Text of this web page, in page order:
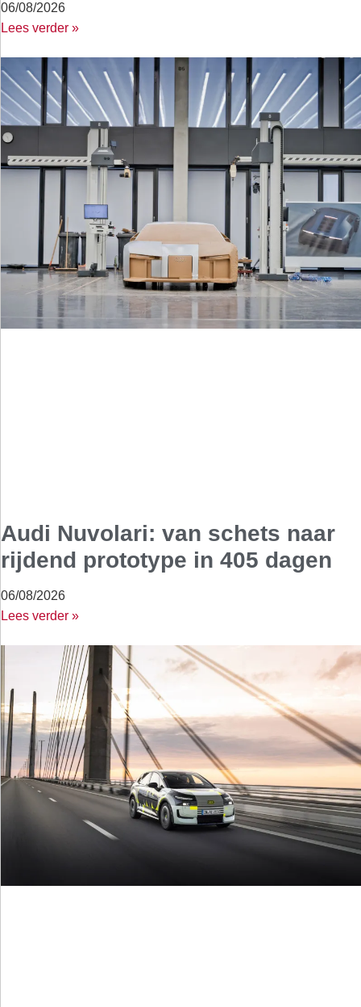
06/08/2026
Lees verder »
Audi Nuvolari: van schets naar
rijdend prototype in 405 dagen
06/08/2026
Lees verder »